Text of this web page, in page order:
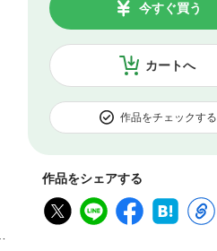
カートへ
今すぐ買う
作品をチェックする
作品をシェアする